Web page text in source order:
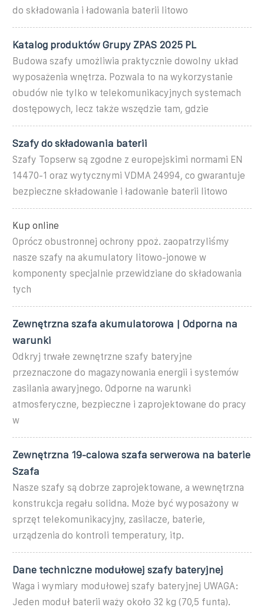
do składowania i ładowania baterii litowo
Katalog produktów Grupy ZPAS 2025 PL
Budowa szafy umożliwia praktycznie dowolny układ
wyposażenia wnętrza. Pozwala to na wykorzystanie
obudów nie tylko w telekomunikacyjnych systemach
dostępowych, lecz także wszędzie tam, gdzie
Szafy do składowania baterii
Szafy Topserw są zgodne z europejskimi normami EN
14470-1 oraz wytycznymi VDMA 24994, co gwarantuje
bezpieczne składowanie i ładowanie baterii litowo
Kup online
Oprócz obustronnej ochrony ppoż. zaopatrzyliśmy
nasze szafy na akumulatory litowo-jonowe w
komponenty specjalnie przewidziane do składowania
tych
Zewnętrzna szafa akumulatorowa | Odporna na
warunki
Odkryj trwałe zewnętrzne szafy bateryjne
przeznaczone do magazynowania energii i systemów
zasilania awaryjnego. Odporne na warunki
atmosferyczne, bezpieczne i zaprojektowane do pracy
w
Zewnętrzna 19-calowa szafa serwerowa na baterie
Szafa
Nasze szafy są dobrze zaprojektowane, a wewnętrzna
konstrukcja regału solidna. Może być wyposażony w
sprzęt telekomunikacyjny, zasilacze, baterie,
urządzenia do kontroli temperatury, itp.
Dane techniczne modułowej szafy bateryjnej
Waga i wymiary modułowej szafy bateryjnej UWAGA:
Jeden moduł baterii waży około 32 kg (70,5 funta).